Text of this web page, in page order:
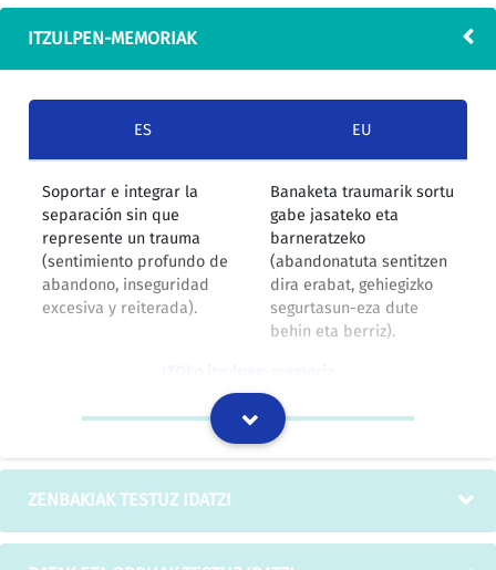
ITZULPEN-MEMORIAK
ES EU
Soportar e integrar la
separación sin que
represente un trauma
(sentimiento profundo de
abandono, inseguridad
excesiva y reiterada).
Banaketa traumarik sortu
gabe jasateko eta
barneratzeko
(abandonatuta sentitzen
dira erabat, gehiegizko
segurtasun-eza dute
behin eta berriz).
Considerar este acuerdo
Akordio hau behin
IZOko itzulpen-memoria
ZENBAKIAK TESTUZ IDATZI